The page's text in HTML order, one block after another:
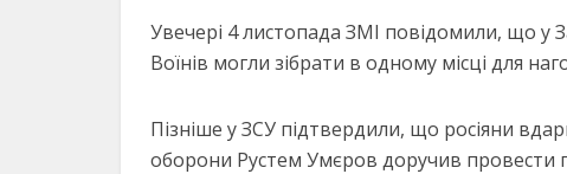
Увечері 4 листопада ЗМІ повідомили, що у
Воїнів могли зібрати в одному місці для
Пізніше у ЗСУ підтвердили, що росіяни
оборони Рустем Умєров доручив провести